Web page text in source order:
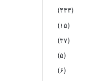
(۴۳۳)
(۱۵)
(۳۷)
(۵)
(۶)